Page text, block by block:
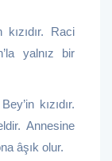
kızıdır. Raci
yalnız bir
kızıdır.
Annesine
âşık olur.